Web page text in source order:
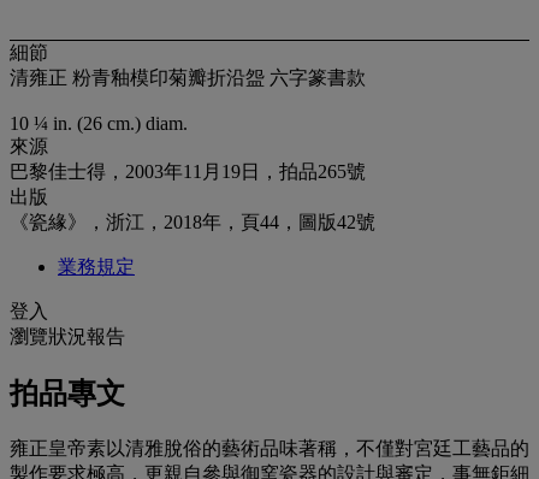
細節
清雍正 粉青釉模印菊瓣折沿盌 六字篆書款
10 ¼ in. (26 cm.) diam.
來源
巴黎佳士得，2003年11月19日，拍品265號
出版
《瓷緣》，浙江，2018年，頁44，圖版42號
業務規定
登入
瀏覽狀況報告
拍品專文
雍正皇帝素以清雅脫俗的藝術品味著稱，不僅對宮廷工藝品的
製作要求極高，更親自參與御窯瓷器的設計與審定，事無鉅細